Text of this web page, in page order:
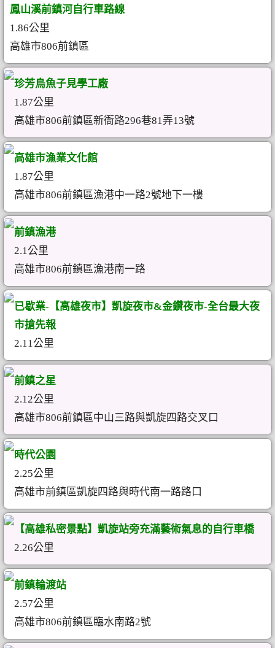
鳳山溪前鎮河自行車路線
1.86公里
高雄市806前鎮區
珍芳烏魚子見學工廠
1.87公里
高雄市806前鎮區新衙路296巷81弄13號
高雄市漁業文化館
1.87公里
高雄市806前鎮區漁港中一路2號地下一樓
前鎮漁港
2.1公里
高雄市806前鎮區漁港南一路
已歇業-【高雄夜市】凱旋夜市&金鑽夜市-全台最大夜
市搶先報
2.11公里
前鎮之星
2.12公里
高雄市806前鎮區中山三路與凱旋四路交叉口
時代公園
2.25公里
高雄市前鎮區凱旋四路與時代南一路路口
【高雄私密景點】凱旋站旁充滿藝術氣息的自行車橋
2.26公里
前鎮輪渡站
2.57公里
高雄市806前鎮區臨水南路2號